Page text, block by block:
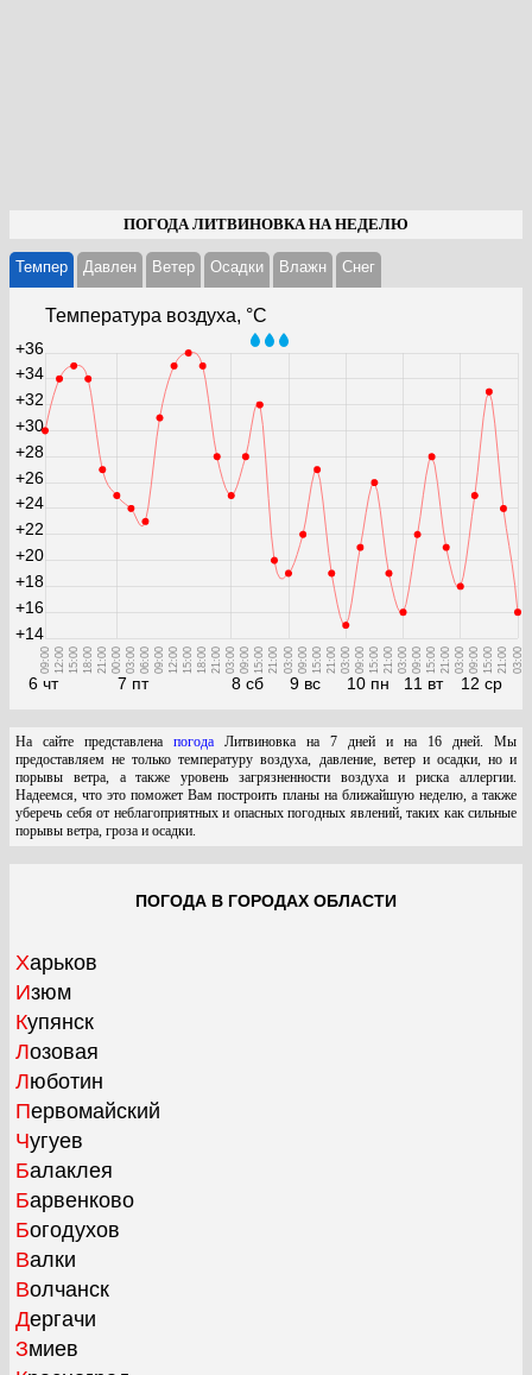
ПОГОДА ЛИТВИНОВКА НА НЕДЕЛЮ
Темпер Давлен Ветер Осадки Влажн Cнег
Температура воздуха, °С
6 чт
09:00 12:00 15:00 18:00 21:00
7 пт
00:00 03:00 06:00 09:00 12:00 15:00 18:00 21:00
8 сб
03:00 09:00 15:00 21:00
9 вс
03:00 09:00 15:00 21:00
10 пн
03:00 09:00 15:00 21:00
11 вт
03:00 09:00 15:00 21:00
12 ср
03:00 09:00 15:00 21:00 03:00
+14
+16
+18
+20
+22
+24
+26
+28
+30
+32
+34
+36
На сайте представлена погода Литвиновка на 7 дней и на 16 дней. Мы
предоставляем не только температуру воздуха, давление, ветер и осадки, но и
порывы ветра, а также уровень загрязненности воздуха и риска аллергии.
Надеемся, что это поможет Вам построить планы на ближайшую неделю, а также
уберечь себя от неблагоприятных и опасных погодных явлений, таких как сильные
порывы ветра, гроза и осадки.
ПОГОДА В ГОРОДАХ ОБЛАСТИ
Харьков
Изюм
Купянск
Лозовая
Люботин
Первомайский
Чугуев
Балаклея
Барвенково
Богодухов
Валки
Волчанск
Дергачи
Змиев